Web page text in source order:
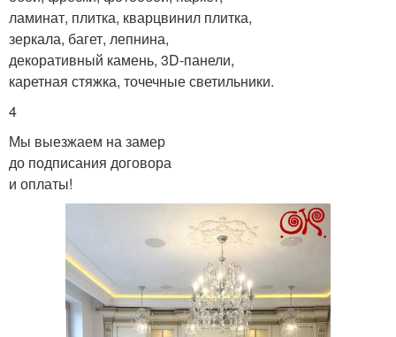
ламинат, плитка, кварцвинил плитка,
зеркала, багет, лепнина,
декоративный камень, 3D-панели,
каретная стяжка, точечные светильники.
4
Мы выезжаем на замер
до подписания договора
и оплаты!